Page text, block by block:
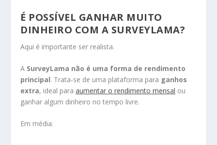
É POSSÍVEL GANHAR MUITO
DINHEIRO COM A SURVEYLAMA?
Aqui é importante ser realista.
A SurveyLama não é uma forma de rendimento
principal. Trata-se de uma plataforma para ganhos
extra, ideal paraaumentar o rendimento mensal ou
ganhar algum dinheiro no tempo livre.
Em média: